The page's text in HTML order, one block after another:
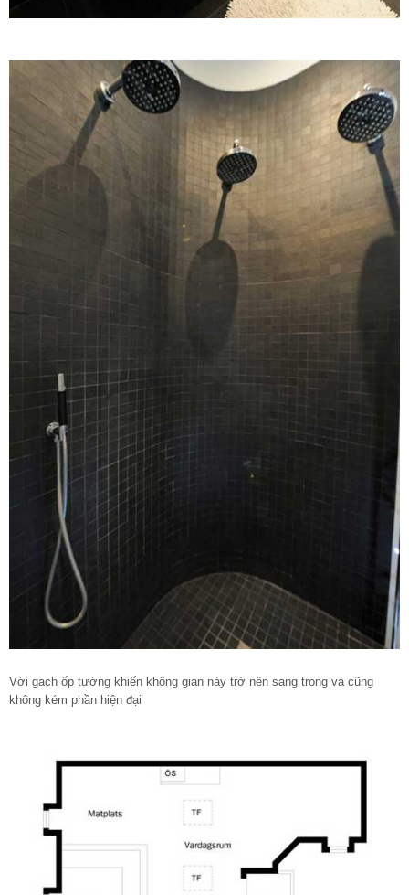
Với gạch ốp tường khiến không gian này trở nên sang trọng và cũng
không kém phần hiện đại